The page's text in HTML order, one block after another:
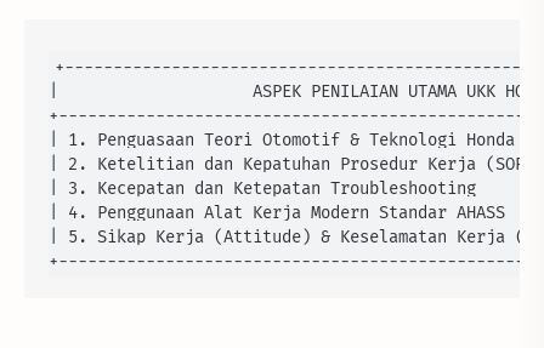
|                    ASPEK PENILAIAN UTAMA
| 1. Penguasaan Teori Otomotif & Teknologi
| 2. Ketelitian dan Kepatuhan Prosedur
| 3. Kecepatan dan Ketepatan
| 4. Penggunaan Alat Kerja Modern Standar
| 5. Sikap Kerja (Attitude) & Keselamatan